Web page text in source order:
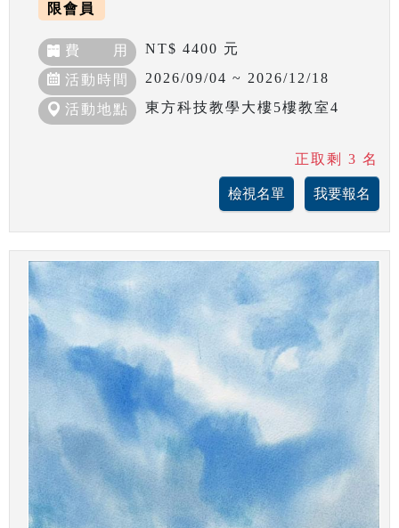
限會員
費 用 NT$ 4400 元
活動時間 2026/09/04 ~ 2026/12/18
活動地點 東方科技教學大樓5樓教室4
正取剩 3 名